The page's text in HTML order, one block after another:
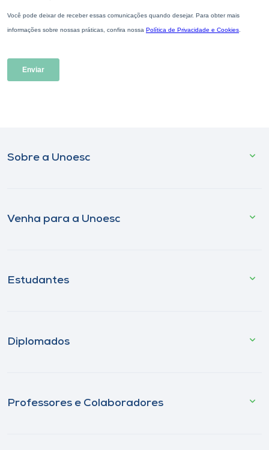
Sobre a Unoesc
Venha para a Unoesc
Estudantes
Diplomados
Professores e Colaboradores